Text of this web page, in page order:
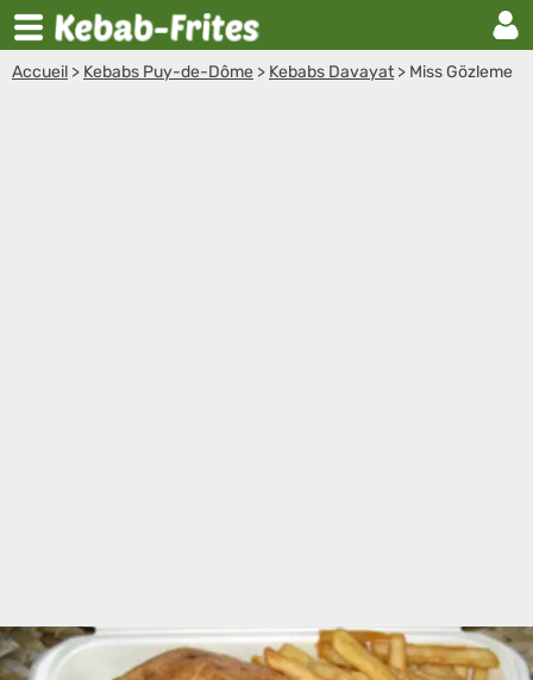
Accueil > Kebabs Puy-de-Dôme > Kebabs Davayat> Miss Gözleme